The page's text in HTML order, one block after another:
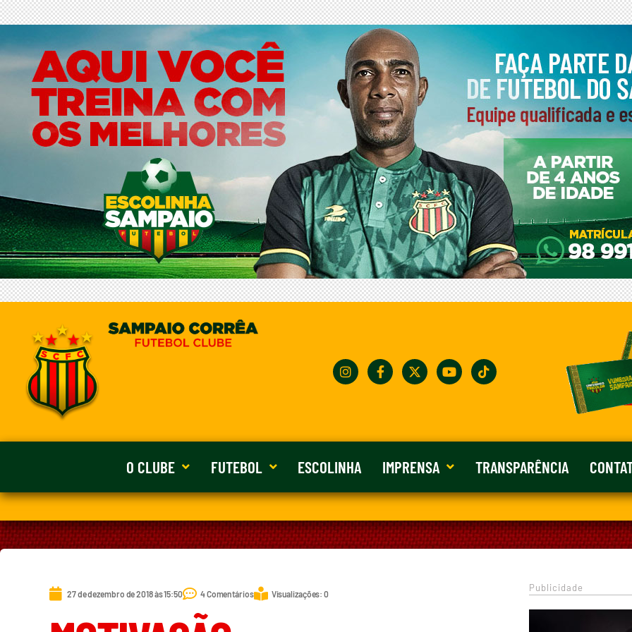
O CLUBE FUTEBOL ESCOLINHA IMPRENSA TRANSPARÊNCIA
27 de dezembro de 2018 às 15:50 4 Comentários Visualizações: 0
Publicidade